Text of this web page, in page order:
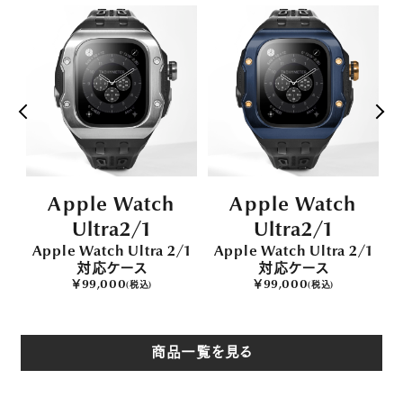
Apple Watch
Ultra2/1
Apple Watch Ultra 2/1
対応ケース
￥99,000(税込)
Apple Watch
Ultra2/1
Apple Watch Ultra 2/1
対応ケース
￥99,000(税込)
商品一覧を見る